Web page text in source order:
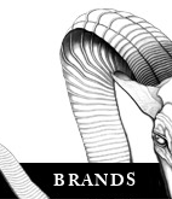
BRANDS